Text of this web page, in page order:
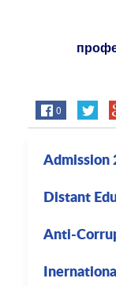
0
Admission
Distant
Anti-